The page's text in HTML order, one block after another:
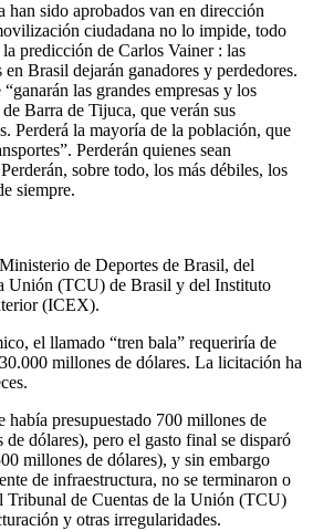
han sido aprobados van en dirección
ciudadana no lo impide, todo
predicción de Carlos Vainer : las
Brasil dejarán ganadores y perdedores.
las grandes empresas y los
Barra de Tijuca, que verán sus
Perderá la mayoría de la población, que
Perderán quienes sean
sobre todo, los más débiles, los
siempre.
de Deportes de Brasil, del
Unión (TCU) de Brasil y del Instituto
(ICEX).
el llamado “tren bala” requeriría de
millones de dólares. La licitación ha
había presupuestado 700 millones de
dólares), pero el gasto final se disparó
millones de dólares), y sin embargo
de infraestructura, no se terminaron o
Tribunal de Cuentas de la Unión (TCU)
y otras irregularidades.